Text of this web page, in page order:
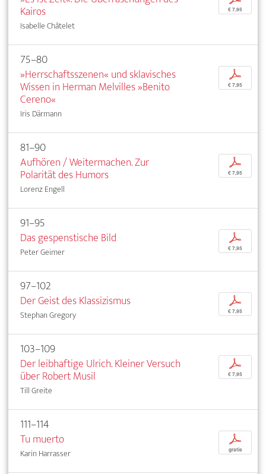
Kairos
Isabelle Châtelet
€ 7,95
75–80
»Herrschaftsszenen« und sklavisches
Wissen in Herman Melvilles »Benito
Cereno«
Iris Därmann
p
€ 7,95
81–90
Aufhören / Weitermachen. Zur
Polarität des Humors
Lorenz Engell
p
€ 7,95
91–95
Das gespenstische Bild
Peter Geimer
p
€ 7,95
97–102
Der Geist des Klassizismus
Stephan Gregory
p
€ 7,95
103–109
Der leibhaftige Ulrich. Kleiner Versuch
über Robert Musil
Till Greite
p
€ 7,95
111–114
Tu muerto
Karin Harrasser
p
gratis